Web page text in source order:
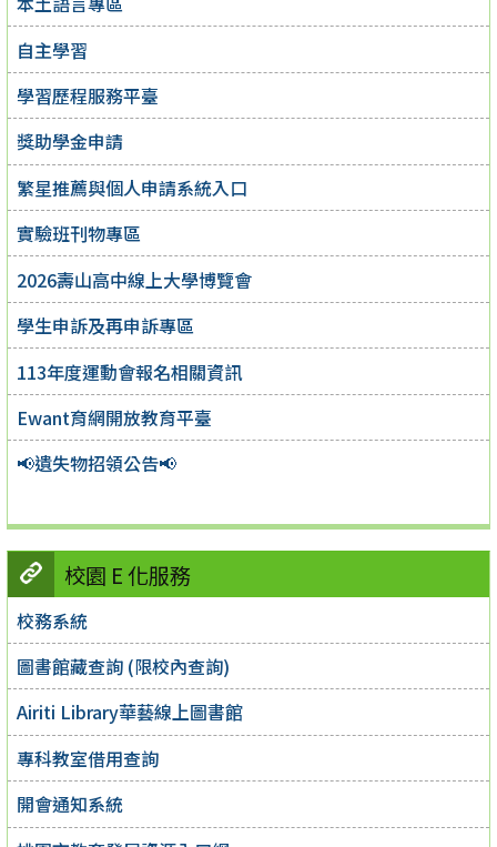
自主學習
學習歷程服務平臺
獎助學金申請
繁星推薦與個人申請系統入口
實驗班刊物專區
2026壽山高中線上大學博覽會
學生申訴及再申訴專區
113年度運動會報名相關資訊
Ewant育網開放教育平臺
📢遺失物招領公告📢
校園 E 化服務
校務系統
圖書館藏查詢 (限校內查詢)
Airiti Library華藝線上圖書館
專科教室借用查詢
開會通知系統